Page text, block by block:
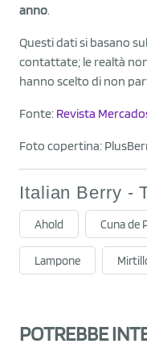
anno.
Questi dati si basano
contattate; le realtà
hanno scelto di non
Fonte: Revista
Foto copertina:
Italian Berry -
Ahold Cuna de
Lampone
POTREBBE